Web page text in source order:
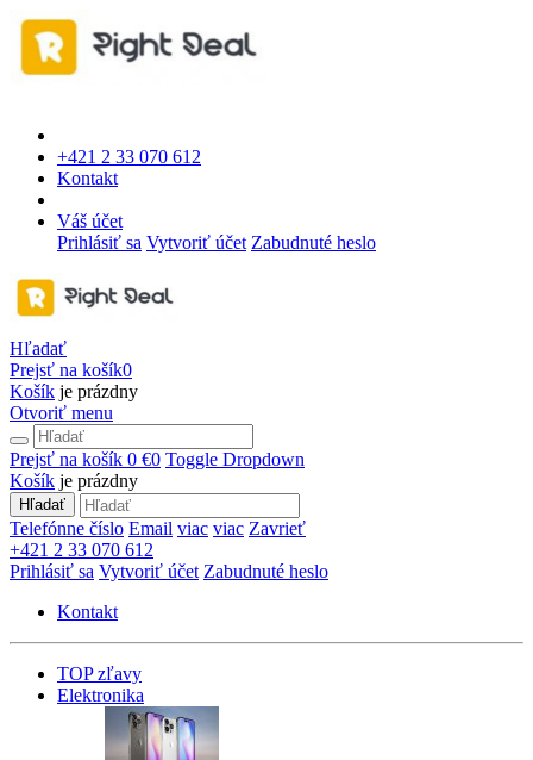
+421 2 33 070 612
Kontakt
Váš účet
Prihlásiť sa Vytvoriť účet Zabudnuté heslo
Hľadať
Prejsť na košík0
Košík je prázdny
Otvoriť menu
Prejsť na košík 0 €0 Toggle Dropdown
Košík je prázdny
Hľadať
Telefónne číslo Email viac viac Zavrieť
+421 2 33 070 612
Prihlásiť sa Vytvoriť účet Zabudnuté heslo
Kontakt
TOP zľavy
Elektronika